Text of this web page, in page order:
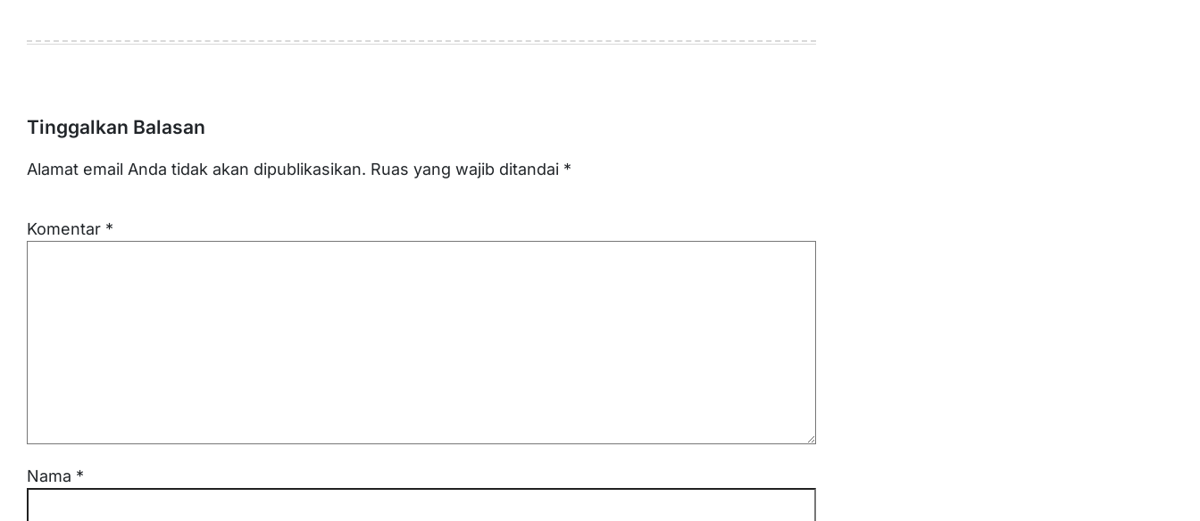
Tinggalkan Balasan
Alamat email Anda tidak akan dipublikasikan. Ruas yang wajib ditandai *
Komentar *
Nama *